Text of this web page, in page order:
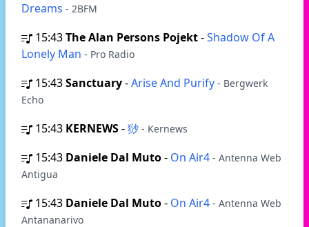
Dreams - 2BFM
15:43The Alan Persons Pojekt-Shadow Of A
Lonely Man - Pro Radio
15:43Sanctuary-Arise And Purify - Bergwerk
Echo
15:43 KERNEWS-猀 - Kernews
15:43 Daniele Dal Muto- On Air4 - Antenna Web
Antigua
15:43 Daniele Dal Muto- On Air4 - Antenna Web
Antananarivo